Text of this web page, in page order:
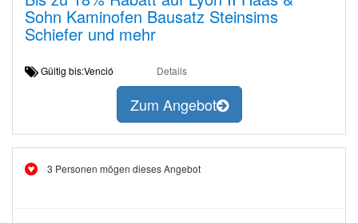
Sohn Kaminofen Bausatz Steinsims
Schiefer und mehr
Gültig bis:Venció Details
Zum Angebot
3 Personen mögen dieses Angebot